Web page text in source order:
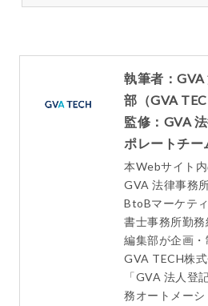
執筆者：GVA
部（GVA
監修：GVA
ポレートチー
本Webサイト
GVA 法律事務
BtoBマーケテ
書士事務所勤
編集部が企画・
GVA TECH株式
「GVA 法人登
務オートメー